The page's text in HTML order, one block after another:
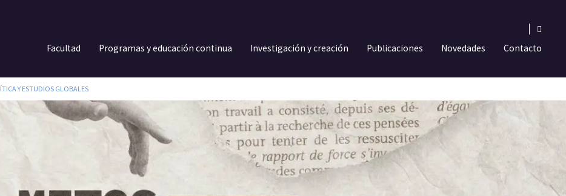
Facultad Programas y educación continua Investigación y creación Publicaciones Novedades Contacto
Y ESTUDIOS GLOBALES